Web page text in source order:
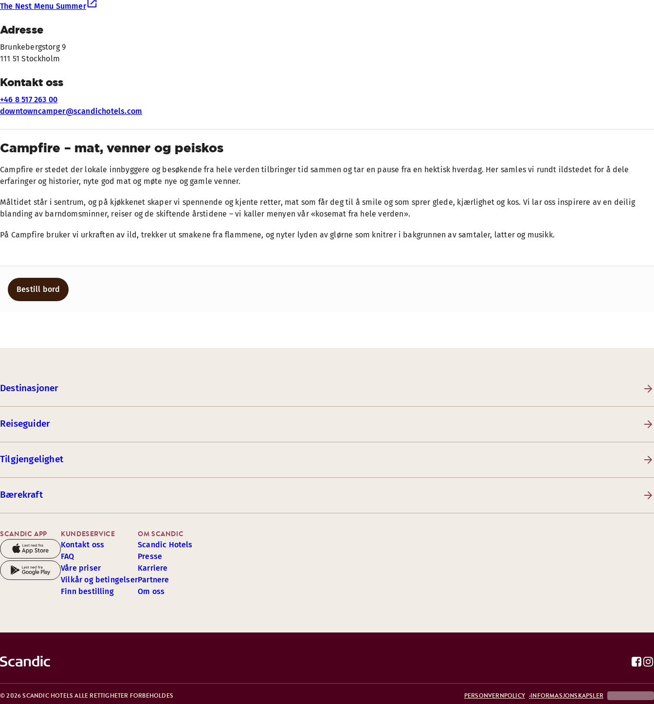
The Nest Menu Summer
Adresse
Brunkebergstorg 9
111 51 Stockholm
Kontakt oss
+46 8 517 263 00
downtowncamper@scandichotels.com
Campfire – mat, venner og peiskos
Campfire er stedet der lokale innbyggere og besøkende fra hele verden tilbringer tid sammen og tar en pause fra en hektisk hverdag. Her samles vi rundt ildstedet for å dele
erfaringer og historier, nyte god mat og møte nye og gamle venner.
Måltidet står i sentrum, og på kjøkkenet skaper vi spennende og kjente retter, mat som får deg til å smile og som sprer glede, kjærlighet og kos. Vi lar oss inspirere av en deilig
blanding av barndomsminner, reiser og de skiftende årstidene – vi kaller menyen vår «kosemat fra hele verden».
På Campfire bruker vi urkraften av ild, trekker ut smakene fra flammene, og nyter lyden av glørne som knitrer i bakgrunnen av samtaler, latter og musikk.
Bestill bord
Destinasjoner
Reiseguider
Tilgjengelighet
Bærekraft
SCANDIC APP KUNDESERVICE
Kontakt oss
FAQ
Våre priser
Vilkår og betingelser
Finn bestilling
OM SCANDIC
Scandic Hotels
Presse
Karriere
Partnere
Om oss
© 2026 SCANDIC HOTELS ALLE RETTIGHETER FORBEHOLDES PERSONVERNPOLICY INFORMASJONSKAPSLER